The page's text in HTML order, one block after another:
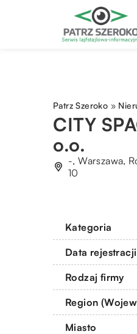
Patrz Szeroko »
CITY
o.o.
-, Warszawa,
10
Kategoria
Data
Rodzaj firmy
Region
Miasto